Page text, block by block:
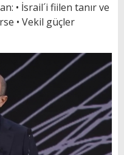
• İsrail´i fiilen tanır ve
• Vekil güçler